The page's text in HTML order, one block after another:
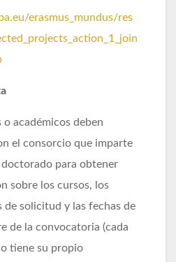
erasmus_mundus/res
o académicos deben
el consorcio que imparte
para obtener
sobre los cursos, los
de solicitud y las fechas de
de la convocatoria (cada
tiene su propio